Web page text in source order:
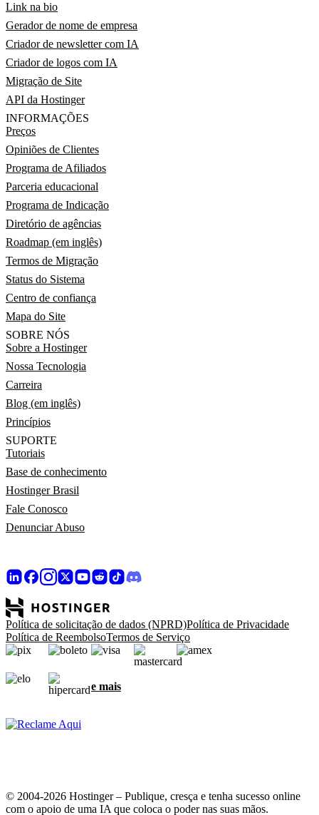
Link na bio
Gerador de nome de empresa
Criador de newsletter com IA
Criador de logos com IA
Migração de Site
API da Hostinger
INFORMAÇÕES
Preços
Opiniões de Clientes
Programa de Afiliados
Parceria educacional
Programa de Indicação
Diretório de agências
Roadmap (em inglês)
Termos de Migração
Status do Sistema
Centro de confiança
Mapa do Site
SOBRE NÓS
Sobre a Hostinger
Nossa Tecnologia
Carreira
Blog (em inglês)
Princípios
SUPORTE
Tutoriais
Base de conhecimento
Hostinger Brasil
Fale Conosco
Denunciar Abuso
Política de solicitação de dados (NPRD)Política de Privacidade
Política de ReembolsoTermos de Serviço
e mais
© 2004-2026 Hostinger – Publique, cresça e tenha sucesso online
com o apoio de uma IA que coloca o poder nas suas mãos.